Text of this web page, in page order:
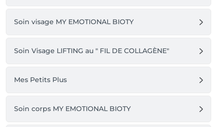
Soin visage MY EMOTIONAL BIOTY
Soin Visage LIFTING au " FIL DE COLLAGÈNE"
Mes Petits Plus
Soin corps MY EMOTIONAL BIOTY